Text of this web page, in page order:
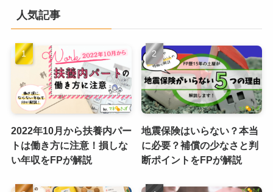
人気記事
2022年10月から扶養内パー
トは働き方に注意！損しな
い年収をFPが解説
地震保険はいらない？本当
に必要？補償の少なさと判
断ポイントをFPが解説